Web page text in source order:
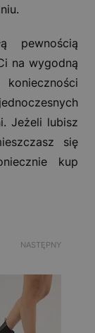
pewnością
na wygodną
Jeżeli lubisz
się
kup
NASTĘPNY